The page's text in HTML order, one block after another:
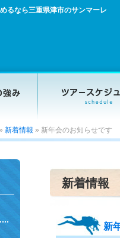
るなら三重県津市のサンマーレ
新着情報 » 新年会のお知らせです
新着情報
新